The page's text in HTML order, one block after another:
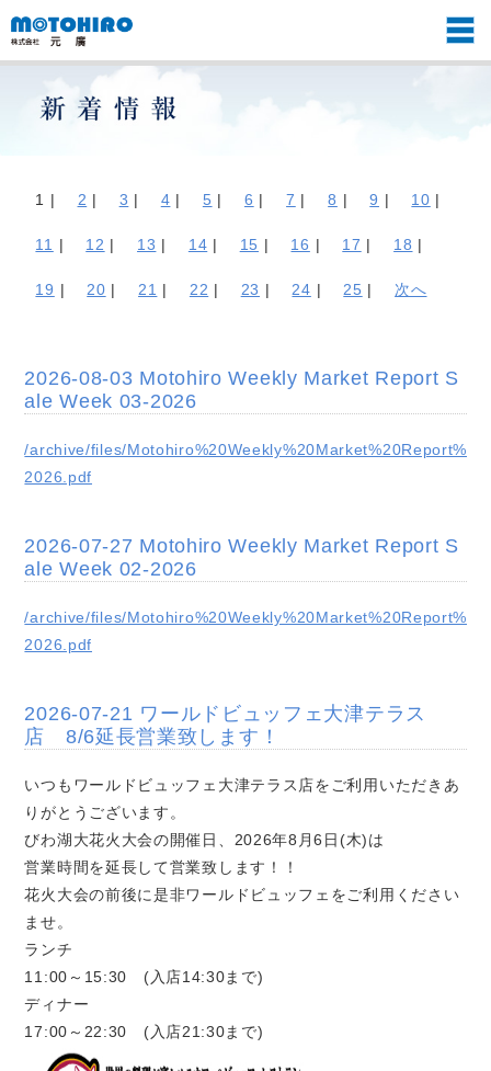
1 | 2 | 3 | 4 | 5 | 6 | 7 | 8 | 9 | 10 |
11 | 12 | 13 | 14 | 15 | 16 | 17 | 18 |
19 | 20 | 21 | 22 | 23 | 24 | 25 | 次へ
2026-08-03 Motohiro Weekly Market Report S
ale Week 03-2026
/archive/files/
2026.pdf
2026-07-27 Motohiro Weekly Market Report S
ale Week 02-2026
/archive/files/
2026.pdf
2026-07-21 ワールドビュッフェ大津テラス
店 8/6延長営業致します！
いつもワールドビュッフェ大津テラス店をご利用いただきあ
りがとうございます。
びわ湖大花火大会の開催日、2026年8月6日(木)は
営業時間を延長して営業致します！！
花火大会の前後に是非ワールドビュッフェをご利用ください
ませ。
ランチ
11:00～15:30 (入店14:30まで)
ディナー
17:00～22:30 (入店21:30まで)